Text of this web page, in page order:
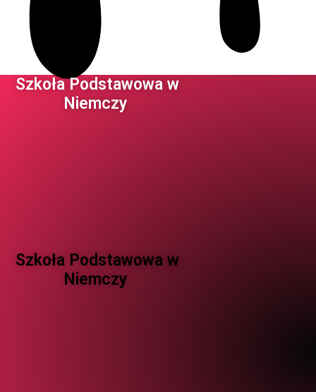
Szkoła Podstawowa w
Niemczy ​
Szkoła Podstawowa w
Niemczy ​